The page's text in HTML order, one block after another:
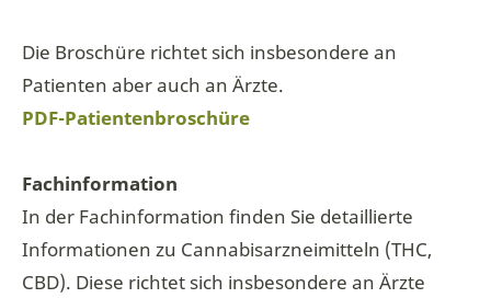
Die Broschüre richtet sich insbesondere an
Patienten aber auch an Ärzte.
PDF-Patientenbroschüre
Fachinformation
In der Fachinformation finden Sie detaillierte
Informationen zu Cannabisarzneimitteln (THC,
CBD). Diese richtet sich insbesondere an Ärzte